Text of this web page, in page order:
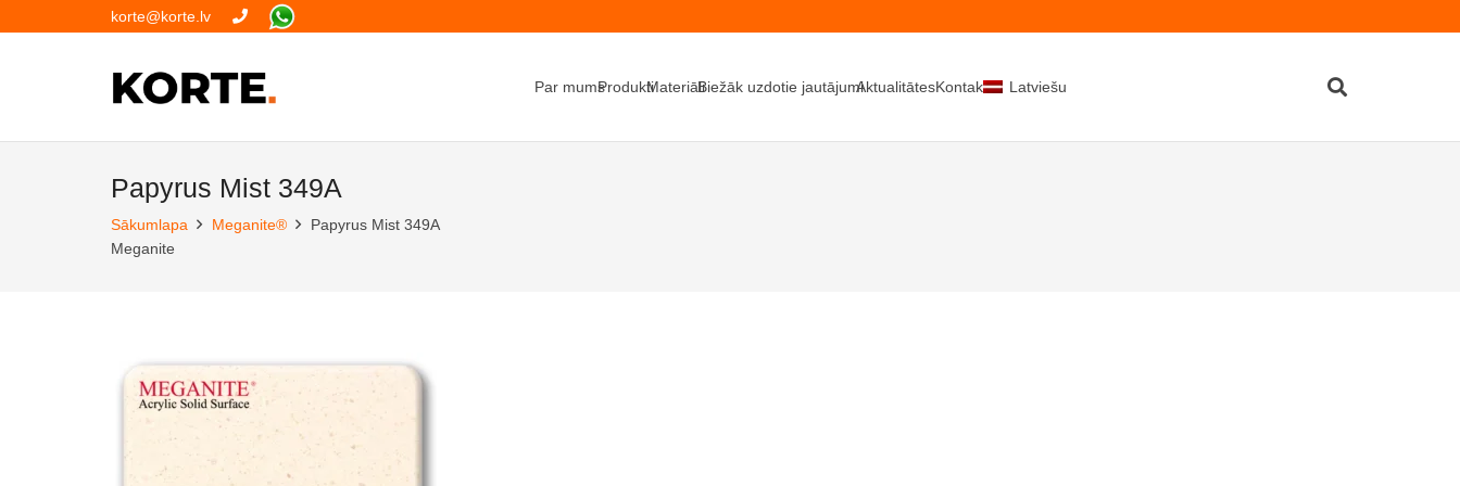
korte@korte.lv
Par mumsProduktiMateriāliBiežāk uzdotie jautājumiAktualitātesKontakti Latviešu
Papyrus Mist 349A
Sākumlapa Meganite®
Papyrus Mist 349A
Meganite